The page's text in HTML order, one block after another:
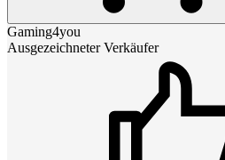
Gaming4you
Ausgezeichneter Verkäufer